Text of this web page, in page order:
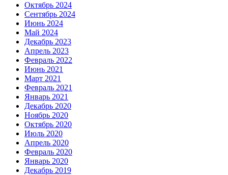
Октябрь 2024
Сентябрь 2024
Июнь 2024
Май 2024
Декабрь 2023
Апрель 2023
Февраль 2022
Июнь 2021
Март 2021
Февраль 2021
Январь 2021
Декабрь 2020
Ноябрь 2020
Октябрь 2020
Июль 2020
Апрель 2020
Февраль 2020
Январь 2020
Декабрь 2019